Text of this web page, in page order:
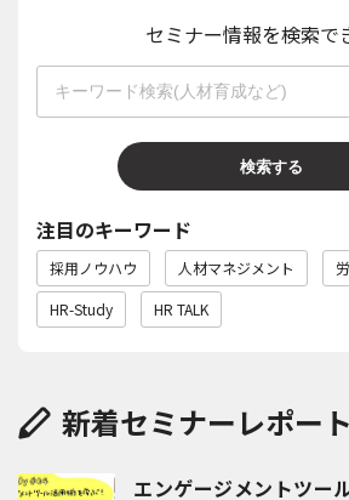
セミナー情報を検索で
検索する
注目のキーワード
採用ノウハウ 人材マネジメント
HR-Study
HR TALK
新着セミナーレポート
エンゲージメントツー